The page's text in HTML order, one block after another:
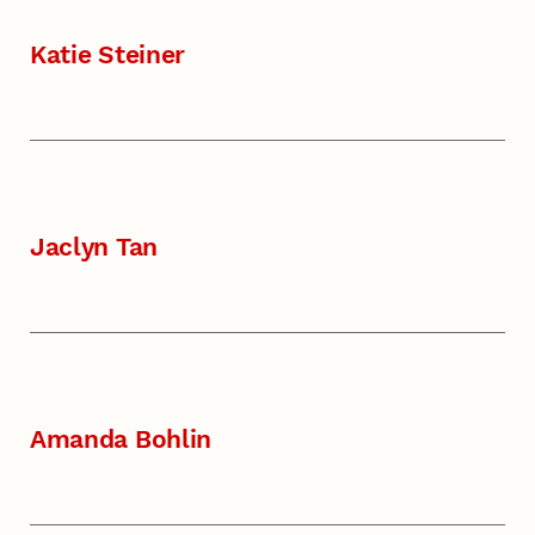
Katie Steiner
Jaclyn Tan
Amanda Bohlin